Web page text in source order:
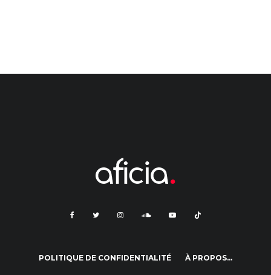
POLITIQUE DE CONFIDENTIALITÉ À PROPOS…